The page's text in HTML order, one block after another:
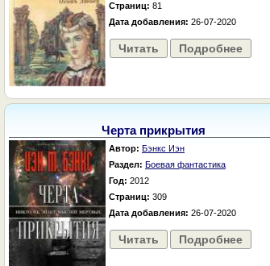
Страниц: 81
Дата добавления: 26-07-2020
Читать Подробнее
Черта прикрытия
Автор: Бэнкс Иэн
Раздел: Боевая фантастика
Год: 2012
Страниц: 309
Дата добавления: 26-07-2020
Читать Подробнее